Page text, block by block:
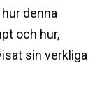
denna
och hur,
sin verkliga